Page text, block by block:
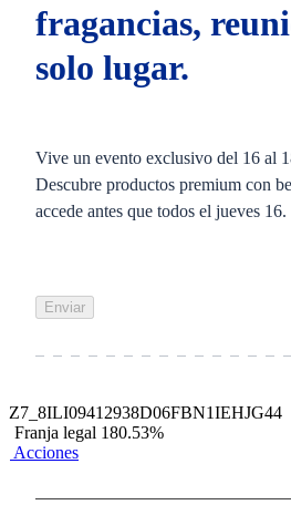
fragancias,
solo lugar.
Vive un evento exclusivo del 16 al
Descubre productos premium con
accede antes que todos el jueves 16.
Enviar
Z7_8ILI09412938D06FBN1IEHJG44
Franja legal 180.53%
Acciones